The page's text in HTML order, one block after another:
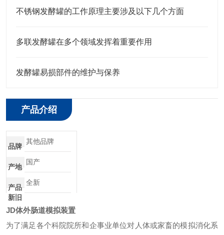
不锈钢发酵罐的工作原理主要涉及以下几个方面
多联发酵罐在多个领域发挥着重要作用
发酵罐易损部件的维护与保养
产品介绍
品牌
其他品牌
产地
国产
产品
新旧
全新
JD体外肠道模拟装置
为了满足各个科院院所和企事业单位对人体或家畜的模拟消化系